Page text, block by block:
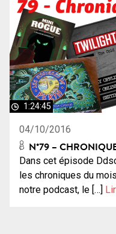
1:24:45
04/10/2016
N°79 –
Dans cet épisode
les chroniques du
notre podcast, le […]